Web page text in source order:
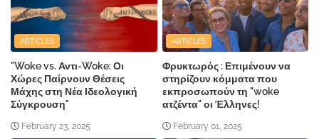
ARTICLES
"Woke vs. Αντι-Woke: Οι
Χώρες Παίρνουν Θέσεις
Μάχης στη Νέα Ιδεολογική
Σύγκρουση"
February 23, 2025
ARTICLES
Φρυκτωρός : Επιμένουν να
στηρίζουν κόμματα που
εκπροσωπούν τη "woke
ατζέντα" οι Έλληνες!
February 01, 2025